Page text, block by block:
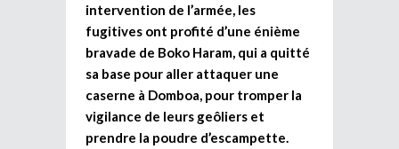
intervention de l’armée, les
fugitives ont profité d’une énième
bravade de Boko Haram, qui a quitté
sa base pour aller attaquer une
caserne à Domboa, pour tromper la
vigilance de leurs geôliers et
prendre la poudre d’escampette.